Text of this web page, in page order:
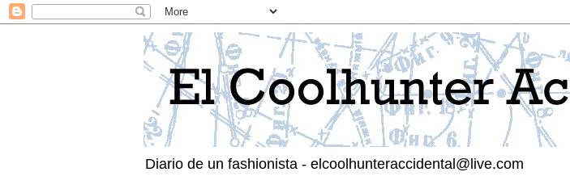
Diario de un fashionista - elcoolhunteraccidental@live.com